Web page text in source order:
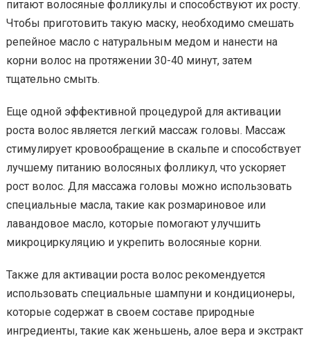
питают волосяные фолликулы и способствуют их росту.
Чтобы приготовить такую маску, необходимо смешать
репейное масло с натуральным медом и нанести на
корни волос на протяжении 30-40 минут, затем
тщательно смыть.
Еще одной эффективной процедурой для активации
роста волос является легкий массаж головы. Массаж
стимулирует кровообращение в скальпе и способствует
лучшему питанию волосяных фолликул, что ускоряет
рост волос. Для массажа головы можно использовать
специальные масла, такие как розмариновое или
лавандовое масло, которые помогают улучшить
микроциркуляцию и укрепить волосяные корни.
Также для активации роста волос рекомендуется
использовать специальные шампуни и кондиционеры,
которые содержат в своем составе природные
ингредиенты, такие как женьшень, алое вера и экстракт